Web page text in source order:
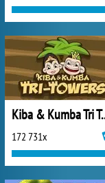
Kiba &
172 731x